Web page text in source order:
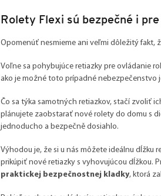
Rolety Flexi sú bezpečné i
Opomenúť nesmieme ani veľmi dôležitý fakt,
Voľne sa pohybujúce retiazky pre ovládanie
ako je možné toto prípadné nebezpečenstvo
Čo sa týka samotných retiazkov, stačí zvoliť
plánujete zaobstarať nové rolety do domu s
jednoducho a bezpečně dosiahlo.
Výhodou je, že si u nás môžete ideálnu
prikúpiť nové retiazky s vyhovujúcou dĺžkou.
praktickej bezpečnostnej kladky, ktorá